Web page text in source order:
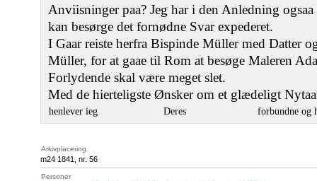
Anviisninger paa? Jeg har i den Anledning
kan besørge det fornødne Svar expederet.
I Gaar reiste herfra Bispinde Müller med Datter
Müller, for at gaae til Rom at besøge Maleren
Forlydende skal være meget slet.
Med de hierteligste Ønsker om et glædeligt
henlever ieg Deres forbundne og
Arkivplacering
m24 1841, nr. 56
Personer